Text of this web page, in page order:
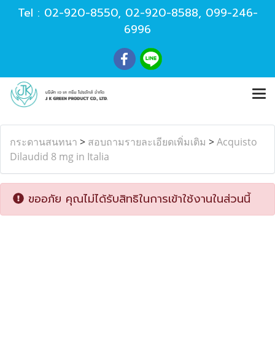
Tel : 02-920-8550, 02-920-8588, 099-246-
6996
กระดานสนทนา > สอบถามรายละเอียดเพิ่มเติม >Acquisto
Dilaudid 8 mg in Italia
ขออภัย คุณไม่ได้รับสิทธิในการเข้าใช้งานในส่วนนี้